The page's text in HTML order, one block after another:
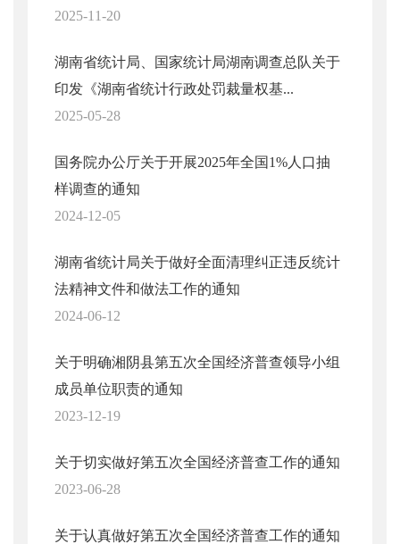
2025-11-20
湖南省统计局、国家统计局湖南调查总队关于
印发《湖南省统计行政处罚裁量权基...
2025-05-28
国务院办公厅关于开展2025年全国1%人口抽
样调查的通知
2024-12-05
湖南省统计局关于做好全面清理纠正违反统计
法精神文件和做法工作的通知
2024-06-12
关于明确湘阴县第五次全国经济普查领导小组
成员单位职责的通知
2023-12-19
关于切实做好第五次全国经济普查工作的通知
2023-06-28
关于认真做好第五次全国经济普查工作的通知